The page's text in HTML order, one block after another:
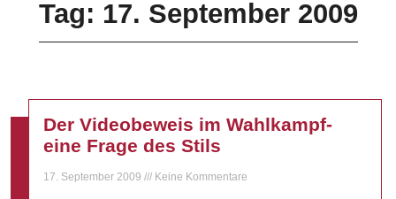
Tag: 17. September 2009
Der Videobeweis im Wahlkampf-
eine Frage des Stils
17. September 2009 Keine Kommentare